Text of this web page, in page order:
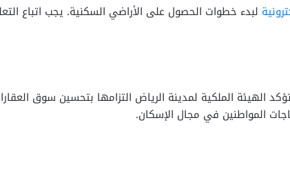
لبدء خطوات الحصول على الأراضي السكنية. يجب اتباع
الهيئة الملكية لمدينة الرياض التزامها بتحسين سوق
المواطنين في مجال الإسكان.